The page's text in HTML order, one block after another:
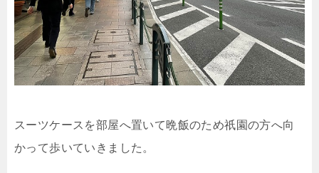
スーツケースを部屋へ置いて晩飯のため祇園の方へ向
かって歩いていきました。